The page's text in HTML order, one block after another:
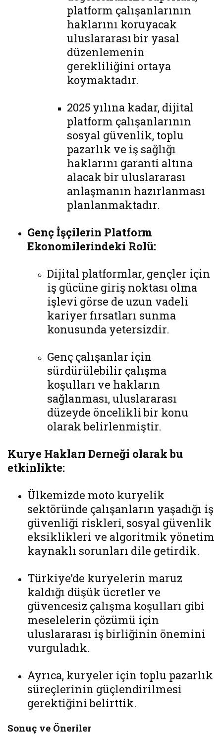
platform çalışanlarının
haklarını koruyacak
uluslararası bir yasal
düzenlemenin
gerekliliğini ortaya
koymaktadır.
2025 yılına kadar, dijital
platform çalışanlarının
sosyal güvenlik, toplu
pazarlık ve iş sağlığı
haklarını garanti altına
alacak bir uluslararası
anlaşmanın hazırlanması
planlanmaktadır.
Genç İşçilerin Platform
Ekonomilerindeki Rolü:
Dijital platformlar, gençler için
iş gücüne giriş noktası olma
işlevi görse de uzun vadeli
kariyer fırsatları sunma
konusunda yetersizdir.
Genç çalışanlar için
sürdürülebilir çalışma
koşulları ve hakların
sağlanması, uluslararası
düzeyde öncelikli bir konu
olarak belirlenmiştir.
Kurye Hakları Derneği olarak bu
etkinlikte:
Ülkemizde moto kuryelik
sektöründe çalışanların yaşadığı iş
güvenliği riskleri, sosyal güvenlik
eksiklikleri ve algoritmik yönetim
kaynaklı sorunları dile getirdik.
Türkiye’de kuryelerin maruz
kaldığı düşük ücretler ve
güvencesiz çalışma koşulları gibi
meselelerin çözümü için
uluslararası iş birliğinin önemini
vurguladık.
Ayrıca, kuryeler için toplu pazarlık
süreçlerinin güçlendirilmesi
gerektiğini belirttik.
Sonuç ve Öneriler